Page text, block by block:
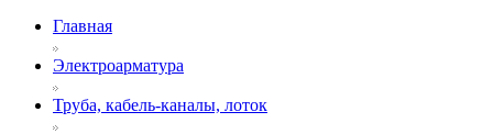
Главная
Электроарматура
Труба, кабель-каналы, лоток